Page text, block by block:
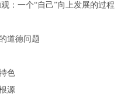
：一个“自己”向上发展的过程
道德问题
色
源